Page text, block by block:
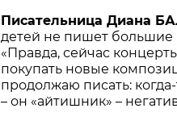
Писательница Диана
детей не пишет большие
«Правда, сейчас
покупать новые
продолжаю писать:
– он «айтишник» –